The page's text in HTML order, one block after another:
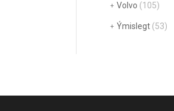
Volvo (105)
Ýmislegt (53)